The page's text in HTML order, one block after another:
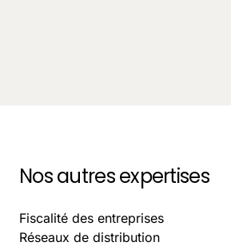
Nos autres expertises
Fiscalité des entreprises
Réseaux de distribution